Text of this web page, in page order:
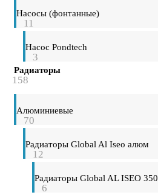
Насосы (фонтанные)
11
Насос Pondtech
3
Радиаторы
158
Алюминиевые
70
Радиаторы Global Al Iseo алюм
12
Радиаторы Global AL ISEO 350
6